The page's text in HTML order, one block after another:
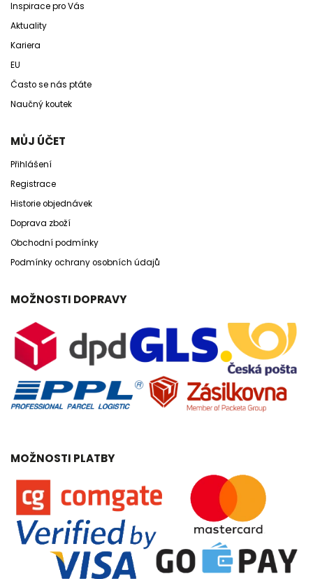
Inspirace pro Vás
Aktuality
Kariera
EU
Často se nás ptáte
Naučný koutek
MŮJ ÚČET
Přihlášení
Registrace
Historie objednávek
Doprava zboží
Obchodní podmínky
Podmínky ochrany osobních údajů
MOŽNOSTI DOPRAVY
MOŽNOSTI PLATBY